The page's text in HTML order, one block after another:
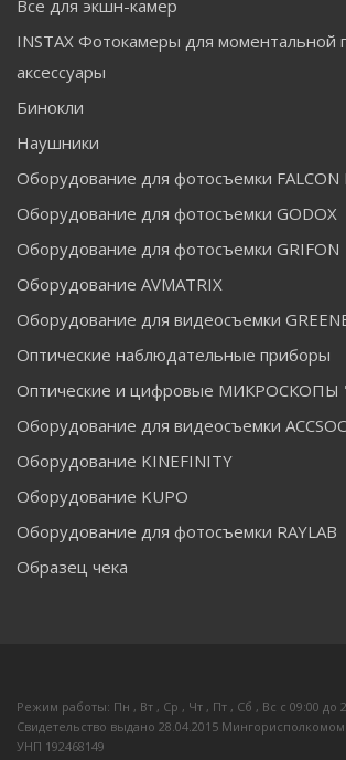
Все для экшн-камер
INSTAX Фотокамеры для моментальной
аксессуары
Бинокли
Наушники
Оборудование для фотосъемки FALCON
Оборудование для фотосъемки GODOX
Оборудование для фотосъемки GRIFON
Оборудование AVMATRIX
Оборудование для видеосъемки
Оптические наблюдательные приборы
Оптические и цифровые
Оборудование для видеосъемки
Оборудование KINEFINITY
Оборудование KUPO
Оборудование для фотосъемки RAYLAB
Образец чека
Режим работы: Пн , Вт , Ср , Чт , Пт , Сб , Вс c 09:00 до
Свидетельство выдано 28.04.2015 Мингорисполкомом
УНП 192468149